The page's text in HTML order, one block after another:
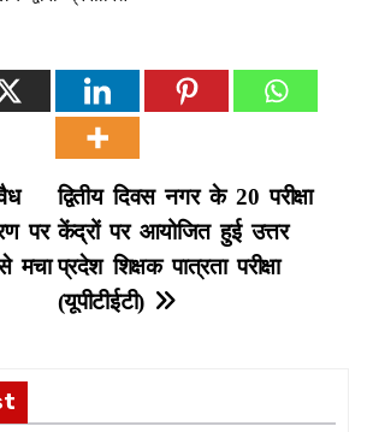
द्वितीय दिवस नगर के 20 परीक्षा
केंद्रों पर आयोजित हुई उत्तर
प्रदेश शिक्षक पात्रता परीक्षा
(यूपीटीईटी)
पर
मचा